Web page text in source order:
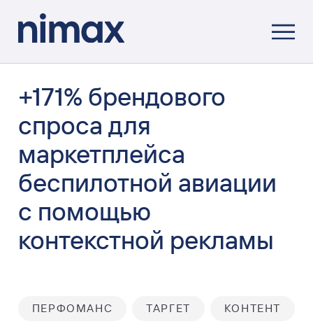
+171% брендового
спроса для
маркетплейса
беспилотной авиации
с помощью
контекстной рекламы
ПЕРФОМАНС ТАРГЕТ КОНТЕНТ